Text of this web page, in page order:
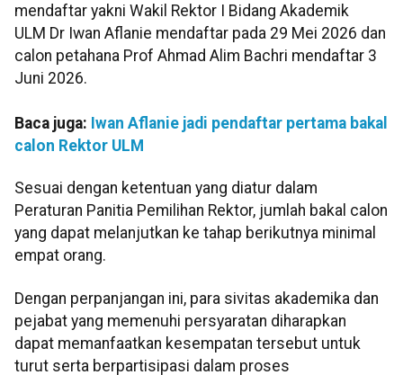
mendaftar yakni Wakil Rektor I Bidang Akademik
ULM Dr Iwan Aflanie mendaftar pada 29 Mei 2026 dan
calon petahana Prof Ahmad Alim Bachri mendaftar 3
Juni 2026.
Baca juga: Iwan Aflanie jadi pendaftar pertama bakal
calon Rektor ULM
Sesuai dengan ketentuan yang diatur dalam
Peraturan Panitia Pemilihan Rektor, jumlah bakal calon
yang dapat melanjutkan ke tahap berikutnya minimal
empat orang.
Dengan perpanjangan ini, para sivitas akademika dan
pejabat yang memenuhi persyaratan diharapkan
dapat memanfaatkan kesempatan tersebut untuk
turut serta berpartisipasi dalam proses